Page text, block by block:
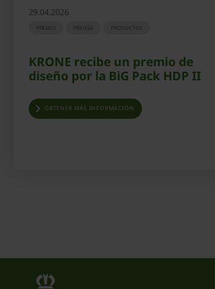
29.04.2026
PREMIO PRENSA PRODUCTOS
KRONE recibe un premio de
diseño por la BiG Pack HDP II
OBTENER MÁS INFORMACIÓN